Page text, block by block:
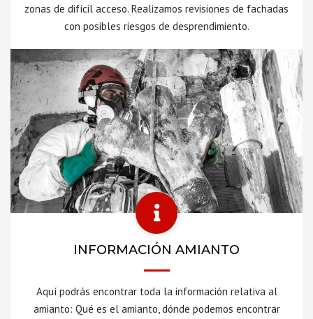
zonas de difícil acceso. Realizamos revisiones de fachadas
con posibles riesgos de desprendimiento.
INFORMACIÓN AMIANTO
Aquí podrás encontrar toda la información relativa al
amianto: Qué es el amianto, dónde podemos encontrar